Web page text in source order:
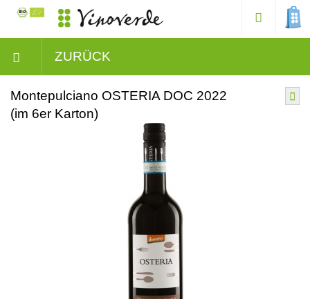
ZURÜCK
Montepulciano OSTERIA DOC 2022
(im 6er Karton)